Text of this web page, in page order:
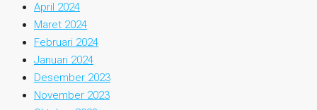
April 2024
Maret 2024
Februari 2024
Januari 2024
Desember 2023
November 2023